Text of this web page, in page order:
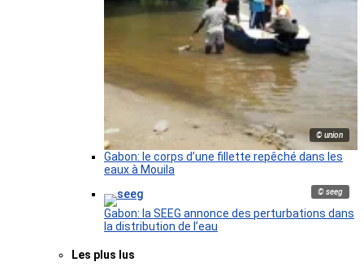
© union
Gabon: le corps d’une fillette repêché dans les
eaux à Mouila
© seeg
Gabon: la SEEG annonce des perturbations dans
la distribution de l’eau
Les plus lus